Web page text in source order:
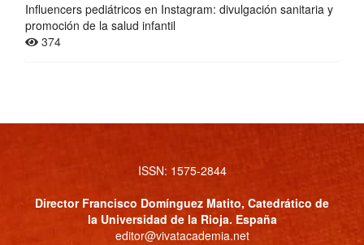
Influencers pediátricos en Instagram: divulgación sanitaria y
promoción de la salud infantil
374
ISSN: 1575-2844
Director Francisco Domínguez Matito, Catedrático de
la Universidad de la Rioja. España
editor@vivatacademia.net